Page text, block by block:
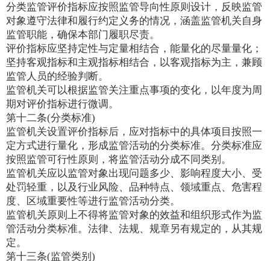
分类监管评价指标应按照监管导向性原则设计，反映监管
对象遵守法律和履行约定义务的情况，涵盖监管机关自身
监管职能，确保本部门履职尽责。
评价指标应坚持定性与定量相结合，能量化的尽量量化；
坚持客观指标和主观指标相结合，以客观指标为主，兼顾
监管人员的经验判断。
监管机关可以根据监管关注重点事项的变化，以年度为周
期对评价指标进行微调。
第十二条(分类标准)
监管机关设置评价指标后，应对指标中的具体项目按照一
定方式进行量化，形成监管活动的分类标准。分类标准应
按照监管可行性原则，将监管活动分成不同类别。
监管机关应以监管对象出现问题多少、影响程度大小、受
处罚轻重，以及行业风险、品种特点、领域重点、危害程
度、区域重要性等进行监管活动分类。
监管机关原则上不得将监管对象的效益和组织形式作为监
管活动分类标准。法律、法规、规章另有规定的，从其规
定。
第十三条(监管类别)